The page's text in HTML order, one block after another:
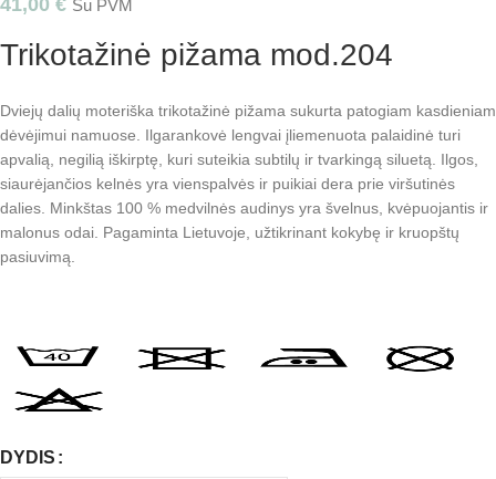
41,00 € Su PVM
Trikotažinė pižama mod.204
Dviejų dalių moteriška trikotažinė pižama sukurta patogiam kasdieniam
dėvėjimui namuose. Ilgarankovė lengvai įliemenuota palaidinė turi
apvalią, negilią iškirptę, kuri suteikia subtilų ir tvarkingą siluetą. Ilgos,
siaurėjančios kelnės yra vienspalvės ir puikiai dera prie viršutinės
dalies. Minkštas 100 % medvilnės audinys yra švelnus, kvėpuojantis ir
malonus odai. Pagaminta Lietuvoje, užtikrinant kokybę ir kruopštų
pasiuvimą.
DYDIS